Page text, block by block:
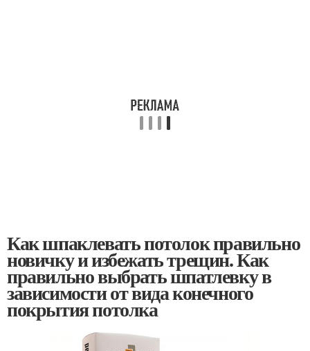
Как шпаклевать потолок правильно
новичку и избежать трещин. Как
правильно выбрать шпатлевку в
зависимости от вида конечного
покрытия потолка